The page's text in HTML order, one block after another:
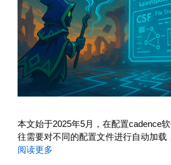
本文始于2025年5月，在配置cadence
往需要对不同的配置文件进行自动加
阅读更多